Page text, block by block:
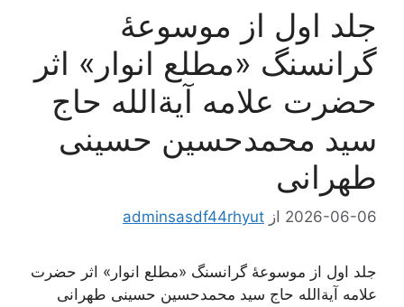
جلد اول از موسوعۀ
گرانسنگ «مطلع انوار» اثر
حضرت علامه آیة‌الله حاج
سید محمدحسین حسینی
طهرانی
2026-06-06 از adminsasdf44rhyut
جلد اول از موسوعۀ گرانسنگ «مطلع انوار» اثر حضرت
علامه آیة‌الله حاج سید محمدحسین حسینی طهرانی